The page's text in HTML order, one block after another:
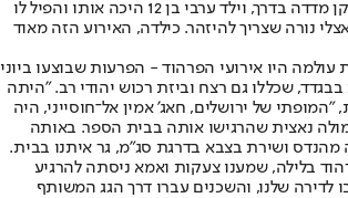
יום אחד ראיתי יהודי זקן מדדה בדרך, וילד ערבי בן 12 היכה אותו והפיל לו
נורה שצריך להיזהר. כילדה, האירוע הזה מאוד
היו אירועי הפרהוד - הפרעות שבוצעו ביוני
בבגדד, שכללו גם רצח וביזת רכוש יהודי רב. "היתה
"המופתי של ירושלים, חאג' אמין אל־חוסייני, היה
נאצית שהרגישו אותה בבית הספר. באותה
מהנדס ושירת בצבא בדרגת סג"מ, גר איתנו בבית.
בלילה, שמענו צעקות ואמא ניסתה להרגיע
לדירה שלנו, והשכנים עברו דרך הגג המשותף